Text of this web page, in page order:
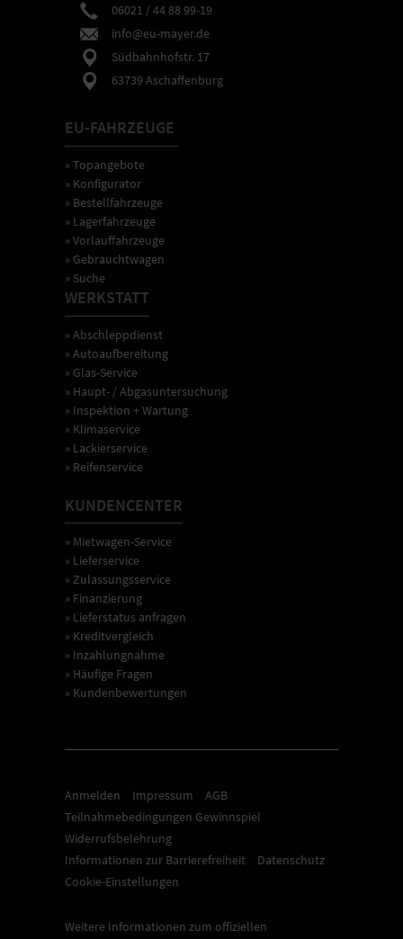
06021 / 44 88 99-19
info@eu-mayer.de
Südbahnhofstr. 17
63739 Aschaffenburg
EU-FAHRZEUGE
» Topangebote
» Konfigurator
» Bestellfahrzeuge
» Lagerfahrzeuge
» Vorlauffahrzeuge
» Gebrauchtwagen
» Suche
WERKSTATT
» Abschleppdienst
» Autoaufbereitung
» Glas-Service
» Haupt- / Abgasuntersuchung
» Inspektion + Wartung
» Klimaservice
» Lackierservice
» Reifenservice
KUNDENCENTER
» Mietwagen-Service
» Lieferservice
» Zulassungsservice
» Finanzierung
» Lieferstatus anfragen
» Kreditvergleich
» Inzahlungnahme
» Häufige Fragen
» Kundenbewertungen
Anmelden Impressum
AGB
Teilnahmebedingungen Gewinnspiel
Widerrufsbelehrung
Informationen zur Barrierefreiheit
Datenschutz
Cookie-Einstellungen
Weitere Informationen zum offiziellen